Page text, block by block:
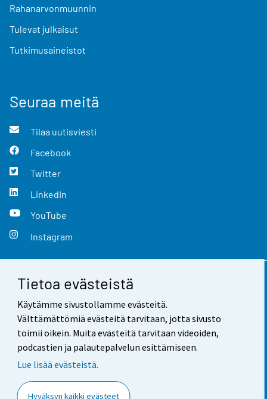
Tietoa evästeistä
Käytämme sivustollamme evästeitä.
Välttämättömiä evästeitä tarvitaan, jotta sivusto
toimii oikein. Muita evästeitä tarvitaan videoiden,
podcastien ja palautepalvelun esittämiseen.
Lue lisää evästeistä.
Hyväksyn kaikki evästeet
Rahanarvonmuunnin
Tulevat julkaisut
Tutkimusaineistot
Seuraa meitä
Tilaa uutisviesti
Facebook
Twitter
LinkedIn
YouTube
Instagram
Yhteystiedot
Palaute
Käyttöehdot
Saavutettavuus